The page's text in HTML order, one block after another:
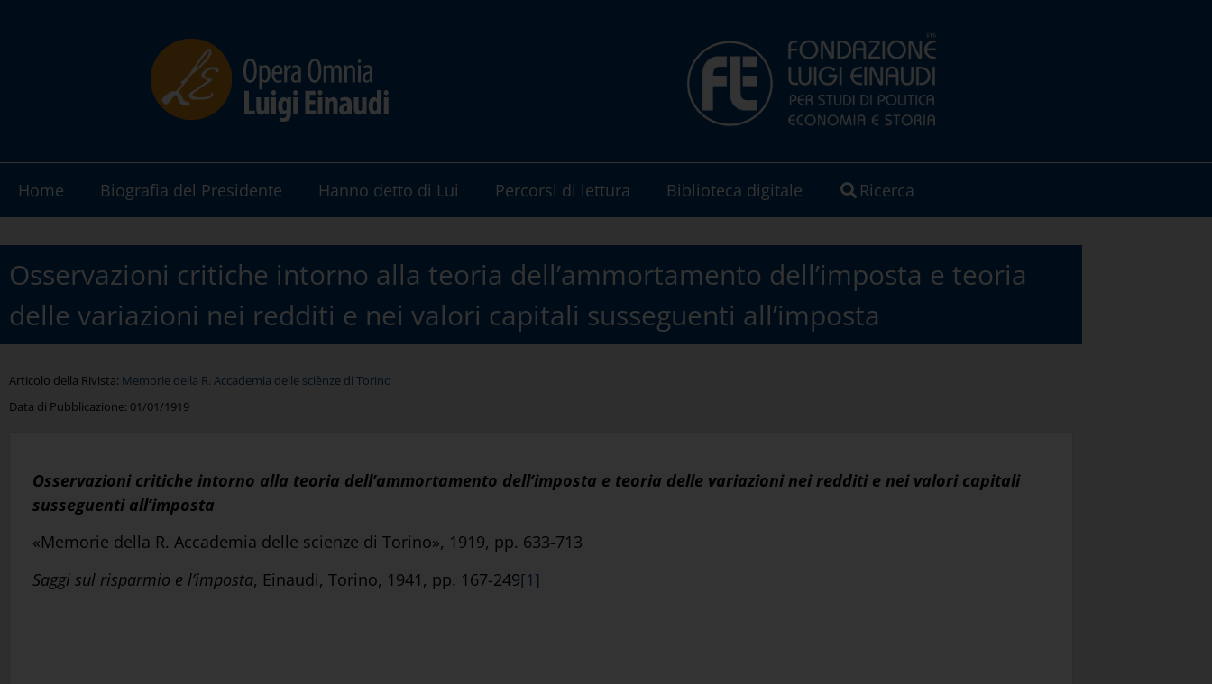
Home Biografia del Presidente Hanno detto di Lui Percorsi di lettura Biblioteca digitale Ricerca
Osservazioni critiche intorno alla teoria dell’ammortamento dell’imposta e teoria
delle variazioni nei redditi e nei valori capitali susseguenti all’imposta
Articolo della Rivista: Memorie della R. Accademia delle sciènze di Torino
Data di Pubblicazione: 01/01/1919
Osservazioni critiche intorno alla teoria dell’ammortamento dell’imposta e teoria delle variazioni nei redditi e nei valori capitali
susseguenti all’imposta
«Memorie della R. Accademia delle scienze di Torino», 1919, pp. 633-713
Saggi sul risparmio e l’imposta, Einaudi, Torino, 1941, pp. 167-249[1]